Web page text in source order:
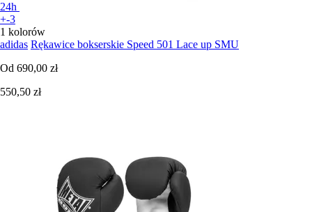
24h
+-3
1 kolorów
adidas Rękawice bokserskie Speed 501 Lace up SMU
Od 690,00 zł
550,50 zł